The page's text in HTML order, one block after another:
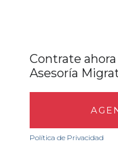
Contrate
Asesoría
Política de Privacidad